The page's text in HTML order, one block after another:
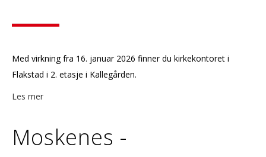
Med virkning fra 16. januar 2026 finner du kirkekontoret i
Flakstad i 2. etasje i Kallegården.
Les mer
Moskenes -